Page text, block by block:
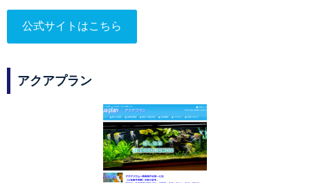
公式サイトはこちら
アクアプラン